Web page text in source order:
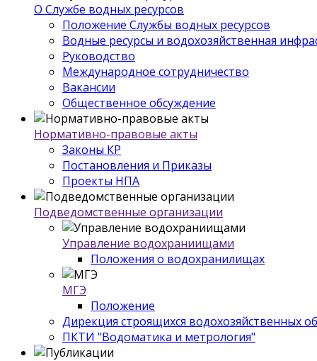
О Службе водных ресурсов
Положение Службы водных ресурсов
Водные ресурсы и водохозяйственная
Руководство
Международное сотрудничество
Вакансии
Общественное обсуждение
Нормативно-правовые акты
Законы КР
Постановления и Приказы
Проекты НПА
Подведомственные организации
Управление водохраниищами
Положения о водохранилищах
МГЭ
Положение
Дирекция строящихся водохозяйственных
ПКТИ "Водоматика и метрология"